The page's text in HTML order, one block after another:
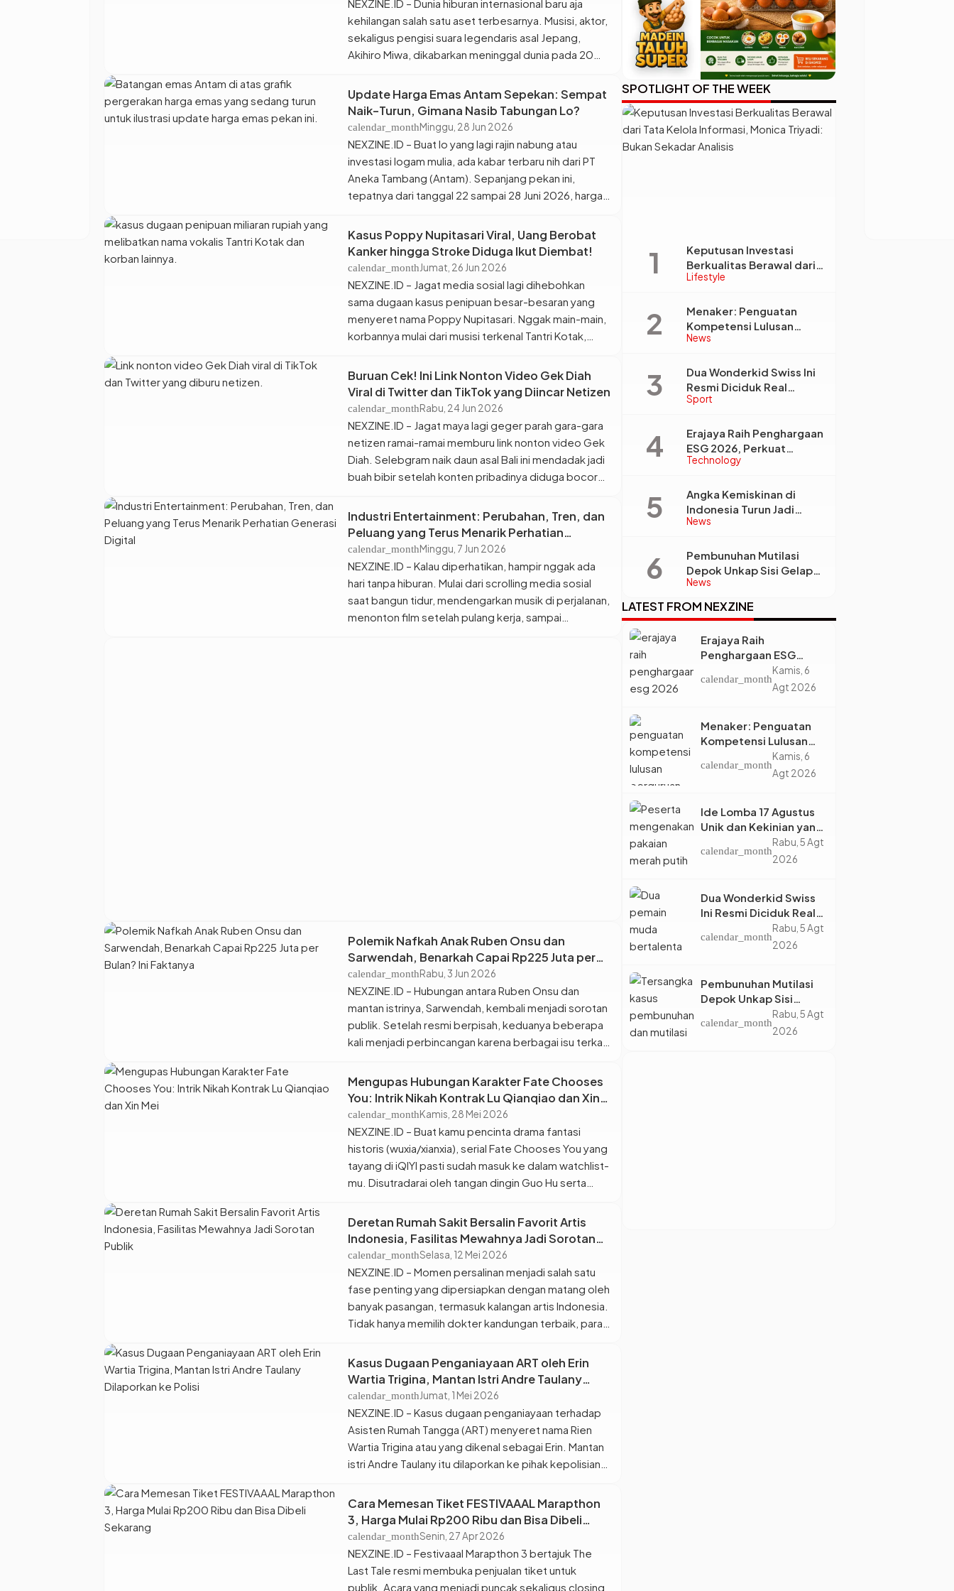
NEXZINE.ID – Dunia hiburan internasional baru aja
kehilangan salah satu aset terbesarnya. Musisi, aktor,
sekaligus pengisi suara legendaris asal Jepang,
Akihiro Miwa, dikabarkan meninggal dunia pada 20
Kabar duka ini baru aja dikonfirmasi secara resmi oleh
pihak agensinya pada hari Minggu. Miwa
mengembuskan napas terakhirnya […]
Update Harga Emas Antam Sepekan: Sempat
Naik-Turun, Gimana Nasib Tabungan Lo?
calendar_monthMinggu, 28 Jun 2026
NEXZINE.ID – Buat lo yang lagi rajin nabung atau
investasi logam mulia, ada kabar terbaru nih dari PT
Aneka Tambang (Antam). Sepanjang pekan ini,
tepatnya dari tanggal 22 sampai 28 Juni 2026, harga
ditutup mengalami penurunan. Berdasarkan data
resmi dari situs Logam Mulia, harga emas batangan 24
karat milik […]
Kasus Poppy Nupitasari Viral, Uang Berobat
Kanker hingga Stroke Diduga Ikut Diembat!
calendar_monthJumat, 26 Jun 2026
NEXZINE.ID – Jagat media sosial lagi dihebohkan
sama dugaan kasus penipuan besar-besaran yang
menyeret nama Poppy Nupitasari. Nggak main-main,
korbannya mulai dari musisi terkenal Tantri Kotak,
sendiri. Kasus ini mendadak viral setelah para korban
ramai-ramai speak up di kolom komentar unggahan
Tantri pada Jumat (26/6/2026). Total kerugian dari
aksi dugaan […]
Buruan Cek! Ini Link Nonton Video Gek Diah
Viral di Twitter dan TikTok yang Diincar Netizen
calendar_monthRabu, 24 Jun 2026
NEXZINE.ID – Jagat maya lagi geger parah gara-gara
netizen ramai-ramai memburu link nonton video Gek
Diah. Selebgram naik daun asal Bali ini mendadak jadi
buah bibir setelah konten pribadinya diduga bocor
butuh waktu lama, link video tersebut langsung
tersebar di Twitter (X) hingga masuk FYP TikTok.
Merasa […]
Industri Entertainment: Perubahan, Tren, dan
Peluang yang Terus Menarik Perhatian
Generasi Digital
calendar_monthMinggu, 7 Jun 2026
NEXZINE.ID – Kalau diperhatikan, hampir nggak ada
hari tanpa hiburan. Mulai dari scrolling media sosial
saat bangun tidur, mendengarkan musik di perjalanan,
menonton film setelah pulang kerja, sampai
Polemik Nafkah Anak Ruben Onsu dan
Sarwendah, Benarkah Capai Rp225 Juta per
Bulan? Ini Faktanya
calendar_monthRabu, 3 Jun 2026
NEXZINE.ID – Hubungan antara Ruben Onsu dan
mantan istrinya, Sarwendah, kembali menjadi sorotan
publik. Setelah resmi berpisah, keduanya beberapa
kali menjadi perbincangan karena berbagai isu terkait
dengan pernyataan kuasa hukum Ruben Onsu yang
menyebut bahwa presenter ternama tersebut
selama ini mengeluarkan biaya hingga Rp225 juta per
bulan untuk kebutuhan […]
Mengupas Hubungan Karakter Fate Chooses
You: Intrik Nikah Kontrak Lu Qianqiao dan Xin
Mei
calendar_monthKamis, 28 Mei 2026
NEXZINE.ID – Buat kamu pencinta drama fantasi
historis (wuxia/xianxia), serial Fate Chooses You yang
tayang di iQIYI pasti sudah masuk ke dalam watchlist-
mu. Disutradarai oleh tangan dingin Guo Hu serta
langsung mencuri perhatian berkat alurnya yang
padat, penuh plot twist, dan konsep takdir yang
rumit. Tapi […]
Deretan Rumah Sakit Bersalin Favorit Artis
Indonesia, Fasilitas Mewahnya Jadi Sorotan
Publik
calendar_monthSelasa, 12 Mei 2026
NEXZINE.ID – Momen persalinan menjadi salah satu
fase penting yang dipersiapkan dengan matang oleh
banyak pasangan, termasuk kalangan artis Indonesia.
Tidak hanya memilih dokter kandungan terbaik, para
sakit bersalin demi kenyamanan ibu dan bayi selama
proses melahirkan hingga pemulihan. Menariknya,
sejumlah rumah sakit yang menjadi langganan artis
Tanah Air […]
Kasus Dugaan Penganiayaan ART oleh Erin
Wartia Trigina, Mantan Istri Andre Taulany
Dilaporkan ke Polisi
calendar_monthJumat, 1 Mei 2026
NEXZINE.ID – Kasus dugaan penganiayaan terhadap
Asisten Rumah Tangga (ART) menyeret nama Rien
Wartia Trigina atau yang dikenal sebagai Erin. Mantan
istri Andre Taulany itu dilaporkan ke pihak kepolisian
pengakuan ART bernama Hera yang menghubungi Nia
melalui telepon dalam kondisi panik. Dalam
percakapan itu, Hera mengaku mengalami kekerasan
[…]
Cara Memesan Tiket FESTIVAAAL Marapthon
3, Harga Mulai Rp200 Ribu dan Bisa Dibeli
Sekarang
calendar_monthSenin, 27 Apr 2026
NEXZINE.ID – Festivaaal Marapthon 3 bertajuk The
Last Tale resmi membuka penjualan tiket untuk
publik. Acara yang menjadi puncak sekaligus closing
SPOTLIGHT OF THE WEEK
Lifestyle
Keputusan Investasi
Berkualitas Berawal dari
Tata Kelola Informasi,
Sekadar Analisis
News
Menaker: Penguatan
Kompetensi Lulusan
Perguruan Tinggi Jadi
Kebutuhan Dunia Kerja
Sport
Dua Wonderkid Swiss Ini
Resmi Diciduk Real
Madrid dan Juventus,
Eropa
Technology
Erajaya Raih Penghargaan
ESG 2026, Perkuat
Circular Economy Lewat
Berkelanjutan
News
Angka Kemiskinan di
Indonesia Turun Jadi
22,93 Juta Orang, Tapi
Desa dan Kota Malah
Makin Lebar?
News
Pembunuhan Mutilasi
Depok Unkap Sisi Gelap
Penjual Piscok Berdarah
Dingin
LATEST FROM NEXZINE
Erajaya Raih
Penghargaan ESG
2026, Perkuat Circular
Economy Lewat
calendar_month
Kamis, 6
Agt 2026
Menaker: Penguatan
Kompetensi Lulusan
Perguruan Tinggi Jadi
Kunci Menjawab
calendar_month
Kamis, 6
Agt 2026
Ide Lomba 17 Agustus
Unik dan Kekinian yang
Dijamin Bikin Suasana
Makin Pecah
calendar_month
Rabu, 5 Agt
2026
Dua Wonderkid Swiss
Ini Resmi Diciduk Real
Madrid dan Juventus,
Siap Jadi Bintang Baru
calendar_month
Rabu, 5 Agt
2026
Pembunuhan Mutilasi
Depok Unkap Sisi
Gelap Penjual Piscok
Berdarah Dingin
calendar_month
Rabu, 5 Agt
2026